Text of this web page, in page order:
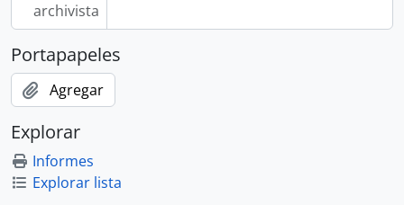
archivista
Portapapeles
Agregar
Explorar
Informes
Explorar lista